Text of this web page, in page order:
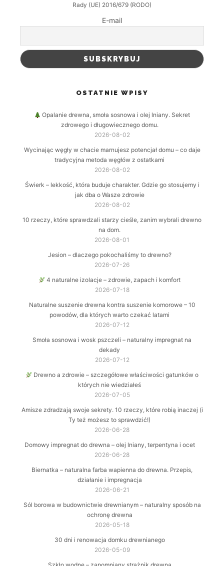
Rady (UE) 2016/679 (RODO)
E-mail
OSTATNIE WPISY
Opalanie drewna, smoła sosnowa i olej lniany. Sekret
zdrowego i długowiecznego domu.
2026-08-02
Wycinając węgły w chacie marnujesz potencjał domu – co daje
tradycyjna metoda węgłów z ostatkami
2026-08-02
Świerk – lekkość, która buduje charakter. Gdzie go stosujemy i
jak dba o Wasze zdrowie
2026-08-02
10 rzeczy, które sprawdzali starzy cieśle, zanim wybrali drewno
na dom.
2026-08-01
Jesion – dlaczego pokochaliśmy to drewno?
2026-07-26
4 naturalne izolacje – zdrowie, zapach i komfort
2026-07-18
Naturalne suszenie drewna kontra suszenie komorowe – 10
powodów, dla których warto czekać latami
2026-07-12
Smoła sosnowa i wosk pszczeli – naturalny impregnat na
dekady
2026-07-12
Drewno a zdrowie – szczegółowe właściwości gatunków o
których nie wiedziałeś
2026-07-05
Amisze zdradzają swoje sekrety. 10 rzeczy, które robią inaczej (i
Ty też możesz to sprawdzić!)
2026-06-28
Domowy impregnat do drewna – olej lniany, terpentyna i ocet
2026-06-28
Biernatka – naturalna farba wapienna do drewna. Przepis,
działanie i impregnacja
2026-06-21
Sól borowa w budownictwie drewnianym – naturalny sposób na
ochronę drewna
2026-05-18
30 dni i renowacja domku drewnianego
2026-05-09